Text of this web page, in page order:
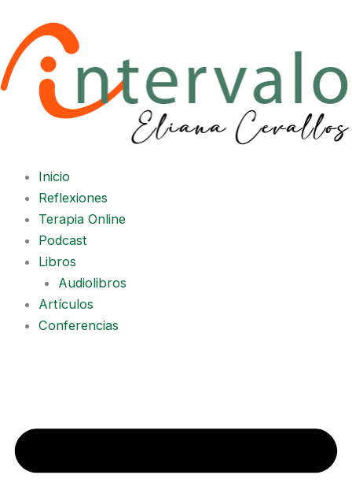
contenido
Inicio
Reflexiones
Terapia Online
Podcast
Libros
Audiolibros
Artículos
Conferencias